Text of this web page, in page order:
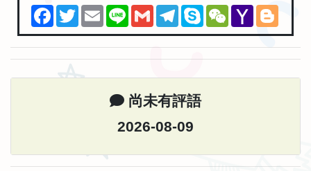
Facebook
TwitterEmailLine GmailTelegramSkypeWeChatYahoo
Mail
尚未有評語
2026-08-09